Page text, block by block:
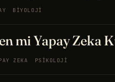
BIYOLOJI
mi Yapay Zeka
ZEKA PSIKOLOJI